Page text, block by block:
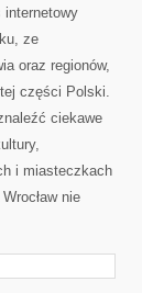
internetowy
ze
oraz regionów,
części Polski.
ciekawe
i miasteczkach
nie